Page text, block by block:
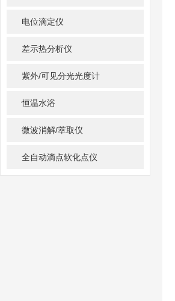
电位滴定仪
差示热分析仪
紫外/可见分光光度计
恒温水浴
微波消解/萃取仪
全自动滴点软化点仪